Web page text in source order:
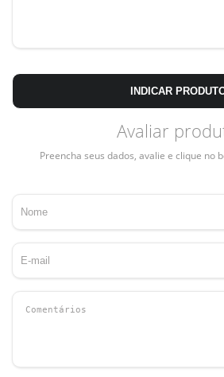
INDICAR
Avaliar
Preencha seus dados, avalie e clique no